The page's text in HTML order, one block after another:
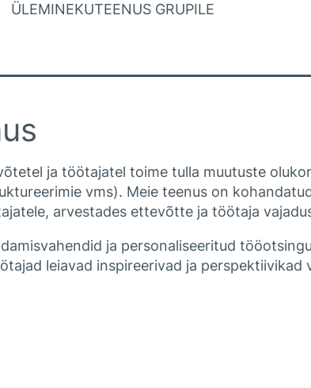
ÜLEMINEKUTEENUS GRUPILE
ja töötajatel toime tulla muutuste
vms). Meie teenus on
arvestades ettevõtte ja töötaja
ja personaliseeritud
leiavad inspireerivad ja perspektiivikad